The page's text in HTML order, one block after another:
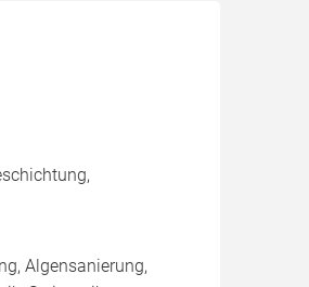
Algensanierung,